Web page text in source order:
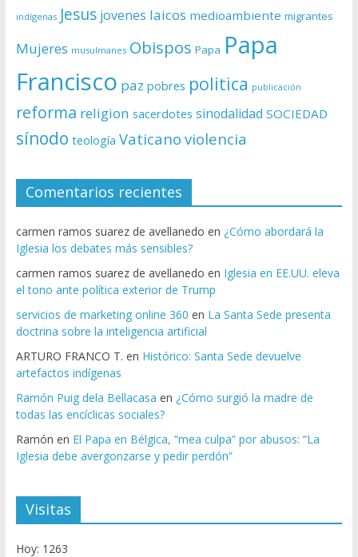
indígenas Jesus jovenes laicos medioambiente migrantes
Mujeres musulmanes Obispos Papa Papa
Francisco paz pobres politica publicación
reforma religion sacerdotes sinodalidad SOCIEDAD
sínodo teología Vaticano violencia
Comentarios recientes
carmen ramos suarez de avellanedo en ¿Cómo abordará la
Iglesia los debates más sensibles?
carmen ramos suarez de avellanedo en Iglesia en EE.UU. eleva
el tono ante política exterior de Trump
servicios de marketing online 360 en La Santa Sede presenta
doctrina sobre la inteligencia artificial
ARTURO FRANCO T. en Histórico: Santa Sede devuelve
artefactos indígenas
Ramón Puig dela Bellacasa en ¿Cómo surgió la madre de
todas las encíclicas sociales?
Ramón en El Papa en Bélgica, “mea culpa” por abusos: “La
Iglesia debe avergonzarse y pedir perdón”
Visitas
Hoy: 1263